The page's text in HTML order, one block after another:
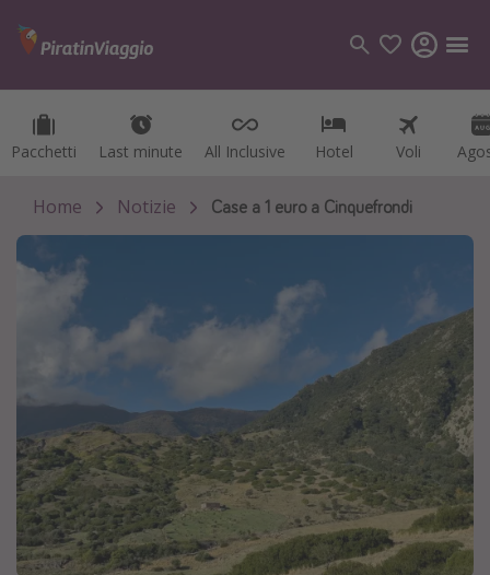
Pacchetti Last minute All Inclusive Hotel Voli
Pacchetti Last minute All Inclusive Hotel Voli
Categorie
Voli
Hotel
Vacanze
Destinazioni
Tutte le destinazioni
Italia
Albania
Grecia
Baleari
Home Notizie Case a 1 euro a Cinquefrondi